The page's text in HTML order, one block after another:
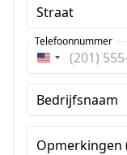
Straat
Verenigde
Staten
+1
Telefoonnummer
Bedrijfsnaam
Opmerkingen